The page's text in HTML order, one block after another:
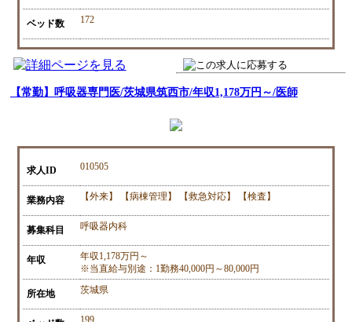
ベッド数 172
【常勤】呼吸器専門医/茨城県筑西市/年収1,178万円～/医師
求人ID 010505
業務内容 【外来】 【病棟管理】 【救急対応】 【検査】
募集科目 呼吸器内科
年収
年収1,178万円～
※当直給与別途：1勤務40,000円～80,000円
所在地 茨城県
199